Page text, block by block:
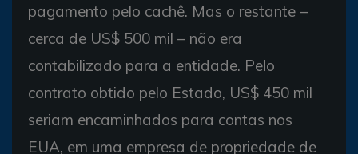
pagamento pelo cachê. Mas o restante –
cerca de US$ 500 mil – não era
contabilizado para a entidade. Pelo
contrato obtido pelo Estado, US$ 450 mil
seriam encaminhados para contas nos
EUA, em uma empresa de propriedade de